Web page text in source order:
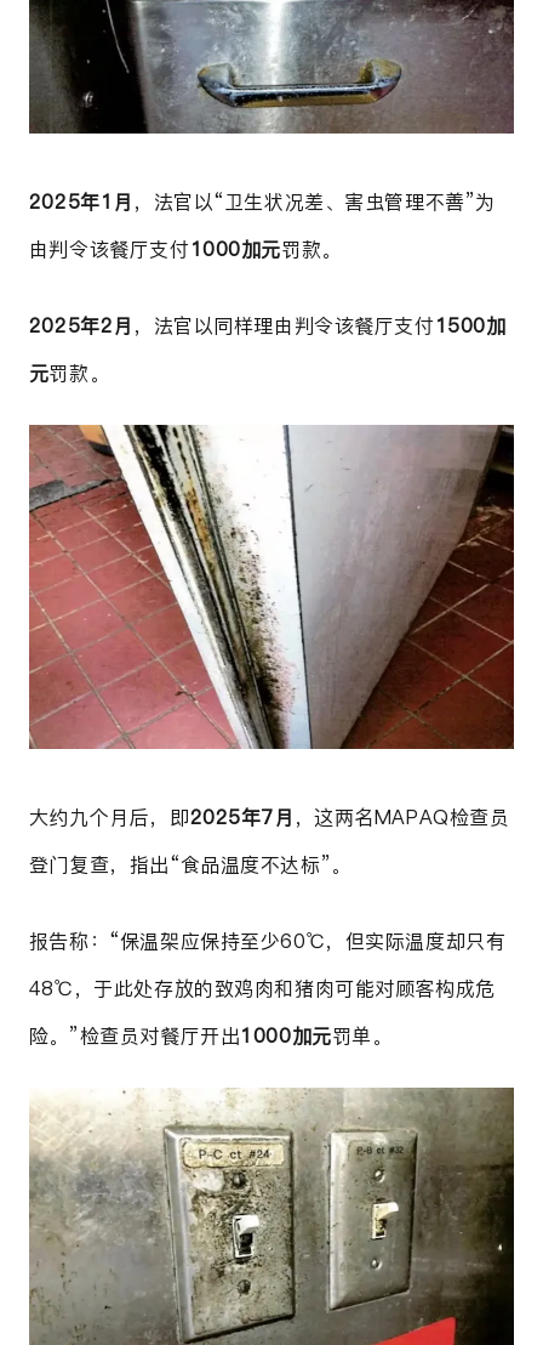
2025年1月 ，法官以“卫生状况差、害虫管理不善”为
由判令该餐厅支付1000加元罚款。
2025年2月 ，法官以同样理由判令该餐厅支付1500加
元罚款。
大约九个月后，即2025年7月 ，这两名MAPAQ检查员
登门复查，指出“食品温度不达标”。
报告称：“保温架应保持至少60℃，但实际温度却只有
48℃，于此处存放的致鸡肉和猪肉可能对顾客构成危
险。”检查员对餐厅开出1000加元罚单。